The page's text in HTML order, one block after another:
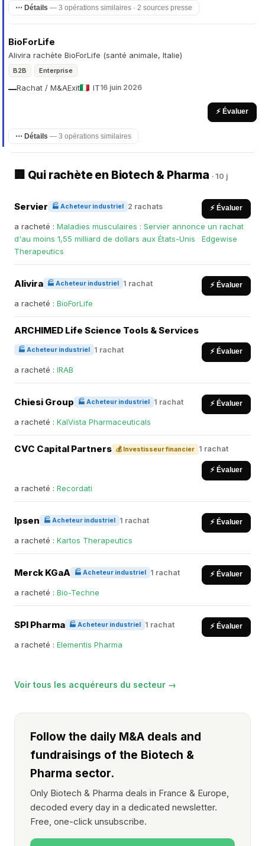
⋯ Détails — 3 opérations similaires · 2 sources presse
BioForLife
Alivira rachète BioForLife (santé animale, Italie)
B2B Enterprise
Rachat / M&A
— Exit IT16 juin 2026
⚡ Évaluer
⋯ Détails — 3 opérations similaires
🏢 Qui rachète en Biotech & Pharma · 10 j
Servier 🏭 Acheteur industriel 2 rachats ⚡ Évaluer
a racheté : Maladies musculaires : Servier annonce un rachat
d'au moins 1,55 milliard de dollars aux États-Unis
Edgewise
Therapeutics
Alivira 🏭 Acheteur industriel 1 rachat ⚡ Évaluer
a racheté : BioForLife
ARCHIMED Life Science Tools & Services
🏭 Acheteur industriel 1 rachat ⚡ Évaluer
a racheté : IRAB
Chiesi Group 🏭 Acheteur industriel 1 rachat ⚡ Évaluer
a racheté : KalVista Pharmaceuticals
CVC Capital Partners 💰 Investisseur financier 1 rachat
⚡ Évaluer
a racheté : Recordati
Ipsen 🏭 Acheteur industriel 1 rachat ⚡ Évaluer
a racheté : Kartos Therapeutics
Merck KGaA 🏭 Acheteur industriel 1 rachat ⚡ Évaluer
a racheté : Bio-Techne
SPI Pharma 🏭 Acheteur industriel 1 rachat ⚡ Évaluer
a racheté : Elementis Pharma
Voir tous les acquéreurs du secteur →
Follow the daily M&A deals and
fundraisings of the Biotech &
Pharma sector.
Only Biotech & Pharma deals in France & Europe,
decoded every day in a dedicated newsletter.
Free, one-click unsubscribe.